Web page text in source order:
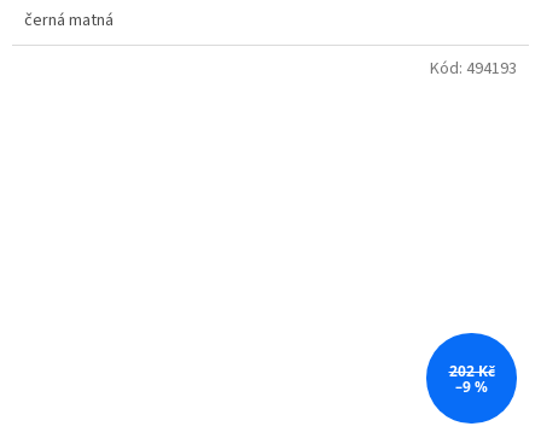
černá matná
202 Kč
–9 %
Kód: 494193